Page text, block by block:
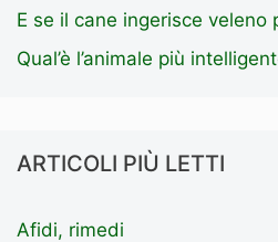
E se il cane ingerisce veleno
Qual’è l’animale più
ARTICOLI PIÙ LETTI
Afidi, rimedi